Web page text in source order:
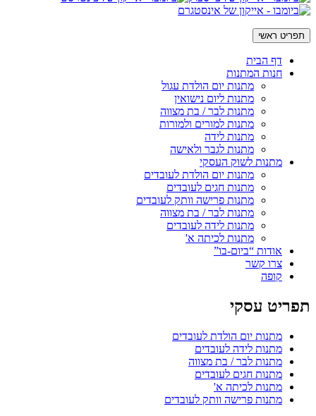
תפריט ראשי
דף הבית
חנות המתנות
מתנות יום הולדת עגול
מתנות ליום נישואין
מתנות לבר / בת מצווה
מתנות למורים ולמורות
מתנות לידה
מתנות לגבר ולאישה
מתנות לשוק העסקי
מתנות יום הולדת לעובדים
מתנות חגים לעובדים
מתנות פרישה וותק לעובדים
מתנות לבר / בת מצווה
מתנות לידה לעובדים
מתנות לכיתה א'
אודות “ביום-בו”
צרו קשר
קופה
תפריט עסקי
מתנות יום הולדת לעובדים
מתנות לידה לעובדים
מתנות לבר / בת מצווה
מתנות חגים לעובדים
מתנות לכיתה א'
מתנות פרישה וותק לעובדים